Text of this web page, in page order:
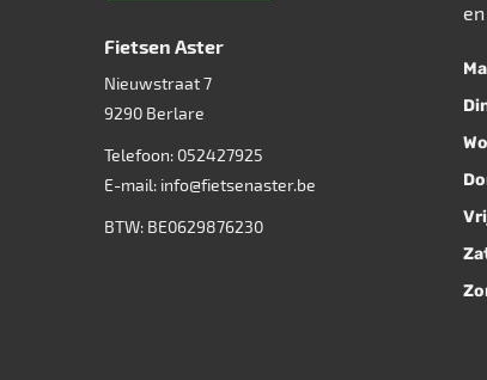
Fietsen Aster
Nieuwstraat 7
9290 Berlare
Telefoon: 052427925
E-mail: info@fietsenaster.be
BTW: BE0629876230